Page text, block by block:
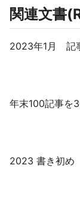
関連文書
2023年1月 記
年末100記事を
2023 書き初め